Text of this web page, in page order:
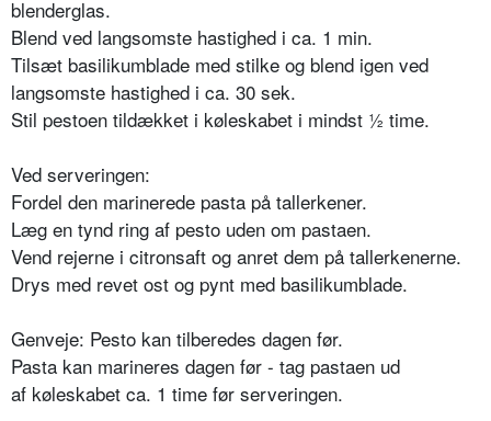
blenderglas.
Blend ved langsomste hastighed i ca. 1 min.
Tilsæt basilikumblade med stilke og blend igen ved
langsomste hastighed i ca. 30 sek.
Stil pestoen tildækket i køleskabet i mindst ½ time.
Ved serveringen:
Fordel den marinerede pasta på tallerkener.
Læg en tynd ring af pesto uden om pastaen.
Vend rejerne i citronsaft og anret dem på tallerkenerne.
Drys med revet ost og pynt med basilikumblade.
Genveje: Pesto kan tilberedes dagen før.
Pasta kan marineres dagen før - tag pastaen ud
af køleskabet ca. 1 time før serveringen.